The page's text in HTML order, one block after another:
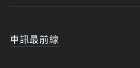
車訊最前線